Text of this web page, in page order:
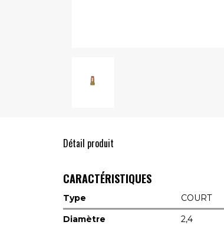
Détail produit
CARACTÉRISTIQUES
Type
COURT
Diamètre
2,4